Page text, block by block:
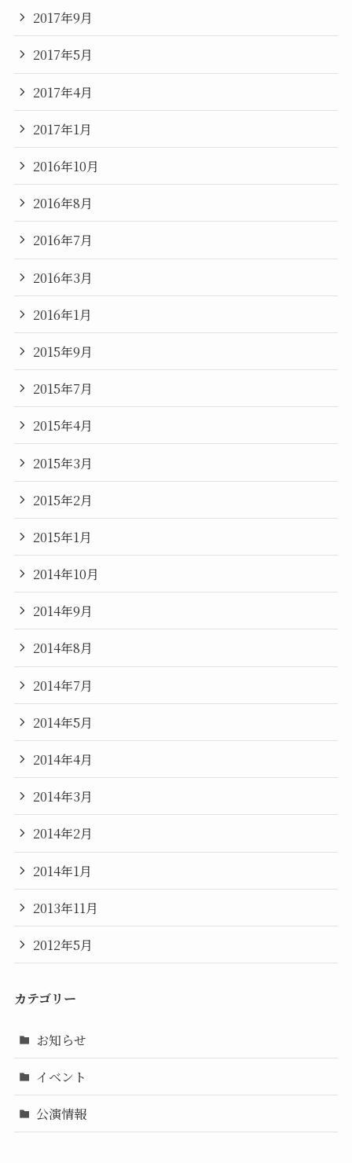
2017年9月
2017年5月
2017年4月
2017年1月
2016年10月
2016年8月
2016年7月
2016年3月
2016年1月
2015年9月
2015年7月
2015年4月
2015年3月
2015年2月
2015年1月
2014年10月
2014年9月
2014年8月
2014年7月
2014年5月
2014年4月
2014年3月
2014年2月
2014年1月
2013年11月
2012年5月
カテゴリー
お知らせ
イベント
公演情報